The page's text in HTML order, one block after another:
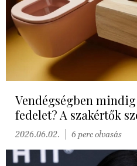
Vendégségben
fedelet? A szakértők
2026.06.02. 6 perc olvasás